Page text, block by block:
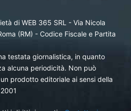
di WEB 365 SRL - Via Nicola
(RM) - Codice Fiscale e Partita
testata giornalistica, in quanto
alcuna periodicità. Non può
prodotto editoriale ai sensi della